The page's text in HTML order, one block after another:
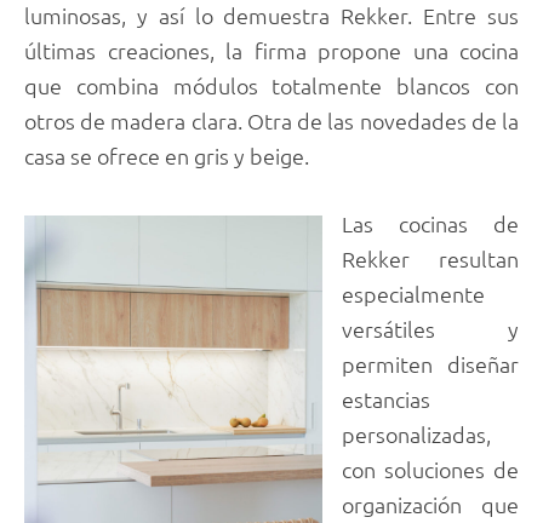
luminosas, y así lo demuestra Rekker. Entre sus
últimas creaciones, la firma propone una cocina
que combina módulos totalmente blancos con
otros de madera clara. Otra de las novedades de la
casa se ofrece en gris y beige.
Las cocinas de
Rekker resultan
especialmente
versátiles y
permiten diseñar
estancias
personalizadas,
con soluciones de
organización que